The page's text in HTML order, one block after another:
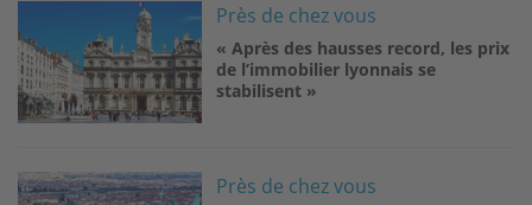
Près de chez vous
« Après des hausses record, les prix
de l’immobilier lyonnais se
stabilisent »
Image Près de chez vous